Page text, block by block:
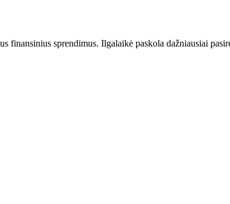
sprendimus. Ilgalaikė paskola dažniausiai